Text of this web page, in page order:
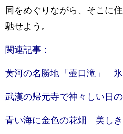
同をめぐりながら、そこに
馳せよう。
関連記事：
黄河の名勝地「壷口滝」
武漢の帰元寺で神々しい日
青い海に金色の花畑 美し